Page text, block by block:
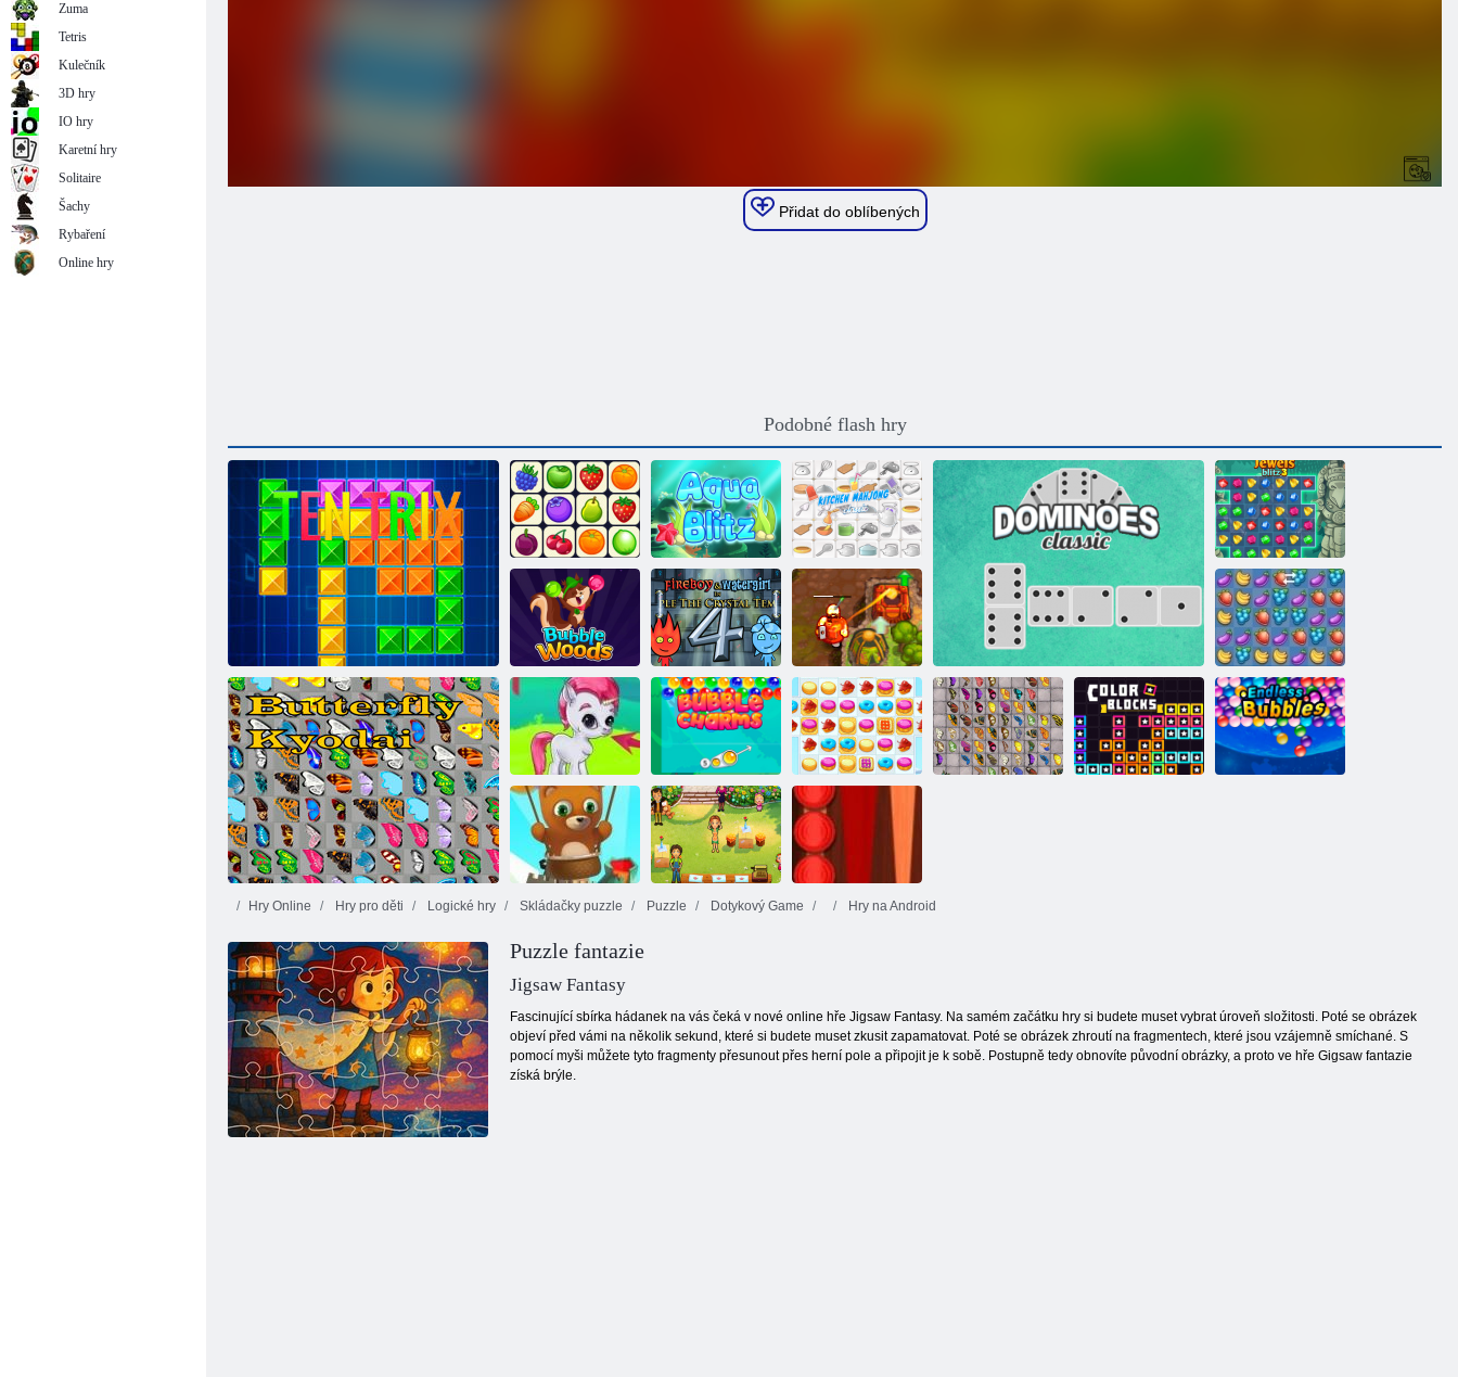
Přidat do oblíbených
Podobné flash hry
Tentriks
Onet Connect Aqua Blitz
Kuchyň
Mahjong
Jewels Blitz 3
Lesní bubliny Oheň a Voda 4
Butterfly Kyodai
Prokletý poklad
2
Ovocný
rozdrcení
Gems: Bubbles Charm bublina Cookie Crush 2
Bubble Shooter:
Nekonečno
Hry Online Hry pro děti Logické hry Skládačky puzzle Puzzle Dotykový Game Hry na Android
Puzzle fantazie
Jigsaw Fantasy
Fascinující sbírka hádanek na vás čeká v nové online hře Jigsaw Fantasy. Na samém začátku hry si budete muset vybrat úroveň složitosti. Poté se obrázek
objeví před vámi na několik sekund, které si budete muset zkusit zapamatovat. Poté se obrázek zhroutí na fragmentech, které jsou vzájemně smíchané. S
pomocí myši můžete tyto fragmenty přesunout přes herní pole a připojit je k sobě. Postupně tedy obnovíte původní obrázky, a proto ve hře Gigsaw fantazie
získá brýle.
Zuma
Tetris
Kulečník
3D hry
IO hry
Karetní hry
Solitaire
Šachy
Rybaření
Online hry